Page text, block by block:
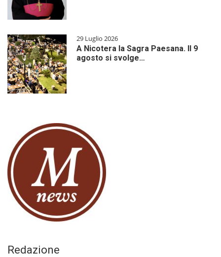
29 Luglio 2026
A Nicotera la Sagra Paesana. Il 9
agosto si svolge…
Redazione